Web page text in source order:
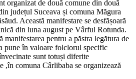
organizat de două comune din două
județul Suceava și comuna Măgura
Această manifestare se desfășoară
din luna august pe Vârful Rotunda.
pentru a păstra legătura de
pune în valoare folclorul specific
sunt totuși diferite
,în comuna Cârlibaba se organizează